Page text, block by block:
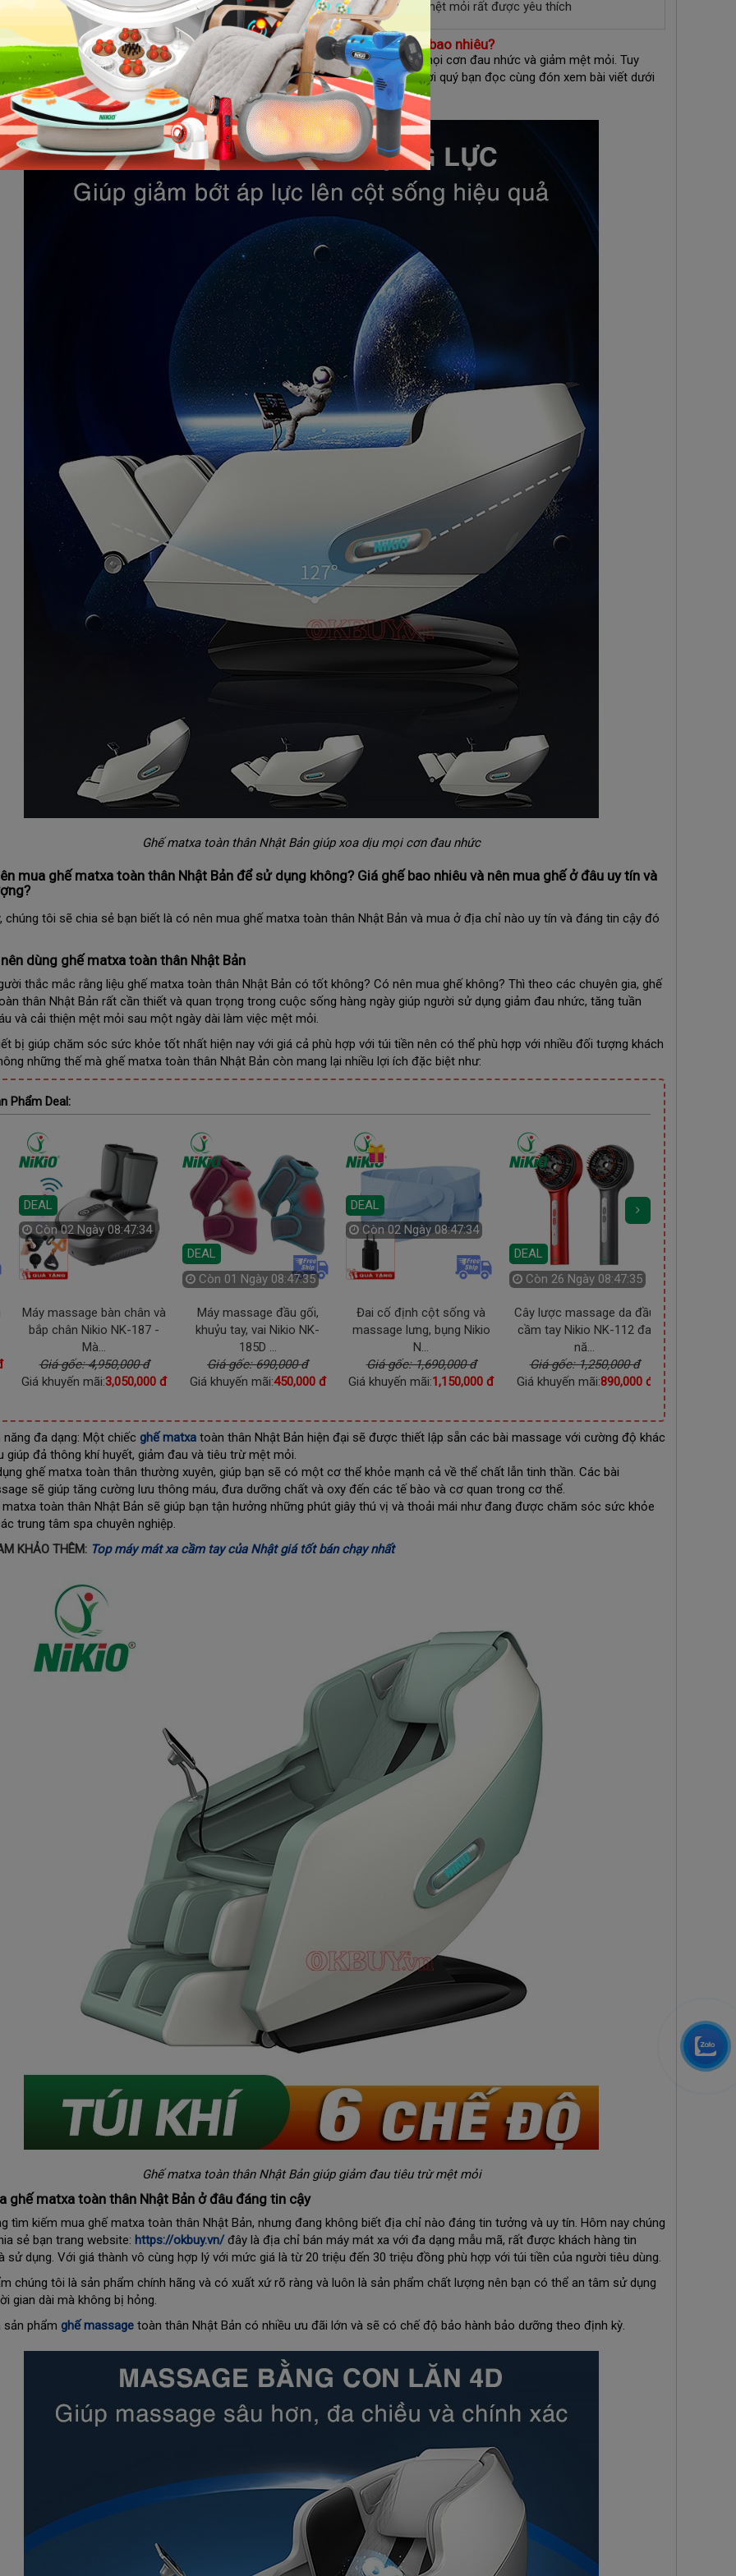
matxa toàn thân Nhật Bản Nikio NK-80 giúp mang lại cảm giác thư thái giảm mệt mỏi rất được yêu thích
Ghế matxa toàn thân Nhật Bản chính hãng có giá bao nhiêu?
sống hiện nay, thì ghế matxa toàn thân Nhật Bản rất cần thiết giúp xoa dịu mọi cơn đau nhức và giảm mệt mỏi. Tuy
người tiêu dùng rất quan tâm giá của ghế matxa toàn thân Nhật Bản. Vì vậy, mời quý bạn đọc cùng đón xem bài viết dưới
Ghế matxa toàn thân Nhật Bản giúp xoa dịu mọi cơn đau nhức
mua ghế matxa toàn thân Nhật Bản để sử dụng không? Giá ghế bao nhiêu và nên mua ghế ở đâu uy tín và
chúng tôi sẽ chia sẻ bạn biết là có nên mua ghế matxa toàn thân Nhật Bản và mua ở địa chỉ nào uy tín và đáng tin cậy đó
dùng ghế matxa toàn thân Nhật Bản
thắc mắc rằng liệu ghế matxa toàn thân Nhật Bản có tốt không? Có nên mua ghế không? Thì theo các chuyên gia, ghế
thân Nhật Bản rất cần thiết và quan trọng trong cuộc sống hàng ngày giúp người sử dụng giảm đau nhức, tăng tuần
và cải thiện mệt mỏi sau một ngày dài làm việc mệt mỏi.
bị giúp chăm sóc sức khỏe tốt nhất hiện nay với giá cả phù hợp với túi tiền nên có thể phù hợp với nhiều đối tượng khách
những thế mà ghế matxa toàn thân Nhật Bản còn mang lại nhiều lợi ích đặc biệt như:
Phẩm Deal:
DEAL
Còn01 Ngày 08:47:33
Máy massage đầu gối,
khuỷu tay, vai Nikio NK-
185D ...
Giá gốc: 690,000 đ
Giá khuyến mãi:450,000 đ
DEAL
Còn
02 Ngày 08:47:32
Đai cố định cột sống và
massage lưng, bụng Nikio
N...
Giá gốc: 1,690,000 đ
Giá khuyến mãi:1,150,000 đ
DEAL
Còn26 Ngày 08:47:33
Cây lược massage da đầu
cầm tay Nikio NK-112 đa
nă...
Giá gốc: 1,250,000 đ
Giá khuyến mãi:890,000 đ
DEAL
Còn 02 Ngày 08:47:32
Máy tập chân điện cho
người già, bị tai biến Boost...
Giá gốc: 3,800,000 đ
Giá khuyến mãi:1,950,000 đ
năng đa dạng: Một chiếc ghế matxa toàn thân Nhật Bản hiện đại sẽ được thiết lập sẵn các bài massage với cường độ khác
giúp đả thông khí huyết, giảm đau và tiêu trừ mệt mỏi.
ghế matxa toàn thân thường xuyên, giúp bạn sẽ có một cơ thể khỏe mạnh cả về thể chất lẫn tinh thần. Các bài
sẽ giúp tăng cường lưu thông máu, đưa dưỡng chất và oxy đến các tế bào và cơ quan trong cơ thể.
matxa toàn thân Nhật Bản sẽ giúp bạn tận hưởng những phút giây thú vị và thoải mái như đang được chăm sóc sức khỏe
trung tâm spa chuyên nghiệp.
KHẢO THÊM: Top máy mát xa cầm tay của Nhật giá tốt bán chạy nhất
Ghế matxa toàn thân Nhật Bản giúp giảm đau tiêu trừ mệt mỏi
ghế matxa toàn thân Nhật Bản ở đâu đáng tin cậy
tìm kiếm mua ghế matxa toàn thân Nhật Bản, nhưng đang không biết địa chỉ nào đáng tin tưởng và uy tín. Hôm nay chúng
sẻ bạn trang website: https://okbuy.vn/đây là địa chỉ bán máy mát xa với đa dạng mẫu mã, rất được khách hàng tin
sử dụng. Với giá thành vô cùng hợp lý với mức giá là từ 20 triệu đến 30 triệu đồng phù hợp với túi tiền của người tiêu dùng.
chúng tôi là sản phẩm chính hãng và có xuất xứ rõ ràng và luôn là sản phẩm chất lượng nên bạn có thể an tâm sử dụng
gian dài mà không bị hỏng.
sản phẩm ghế massage toàn thân Nhật Bản có nhiều ưu đãi lớn và sẽ có chế độ bảo hành bảo dưỡng theo định kỳ.